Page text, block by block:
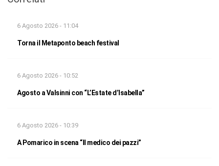
6 Agosto 2026 - 11:04
Torna il Metaponto beach festival
6 Agosto 2026 - 10:52
Agosto a Valsinni con “L’Estate d’Isabella”
6 Agosto 2026 - 10:39
A Pomarico in scena “Il medico dei pazzi”